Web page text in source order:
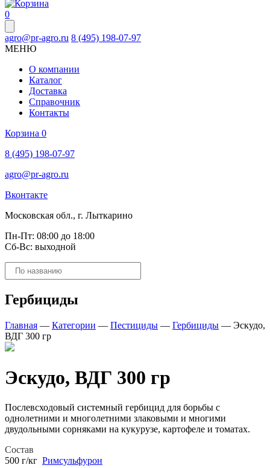
0
agro@pr-agro.ru 8 (495) 198-07-97
МЕНЮ
О компании
Каталог
Доставка
Справочник
Контакты
Корзина 0
8 (495) 198-07-97
agro@pr-agro.ru
Вконтакте
Московская обл., г. Лыткарино
Пн-Пт: 08:00 до 18:00
Сб-Вс: выходной
Поиск
товаров
Гербициды
Главная — Категории — Пестициды — Гербициды — Эскудо,
ВДГ 300 гр
Эскудо, ВДГ 300 гр
Послевсходовый системный гербицид для борьбы с
однолетними и многолетними злаковыми и многими
двудольными сорняками на кукурузе, картофеле и томатах.
Состав
500 г/кг Римсульфурон